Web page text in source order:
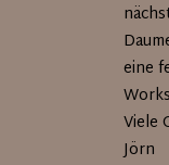
eine
Viele
Jörn